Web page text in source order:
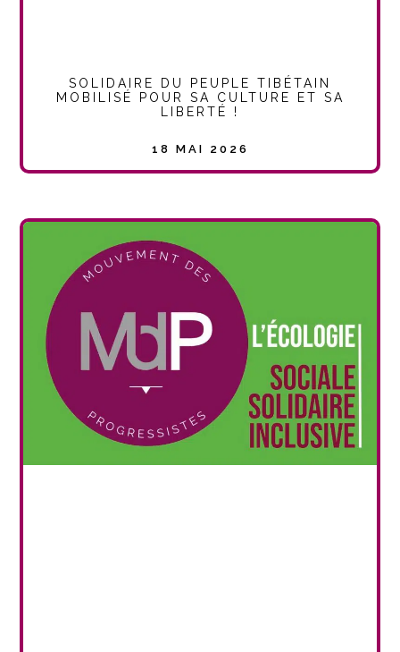
SOLIDAIRE DU PEUPLE TIBÉTAIN
MOBILISÉ POUR SA CULTURE ET SA
LIBERTÉ !
18 MAI 2026